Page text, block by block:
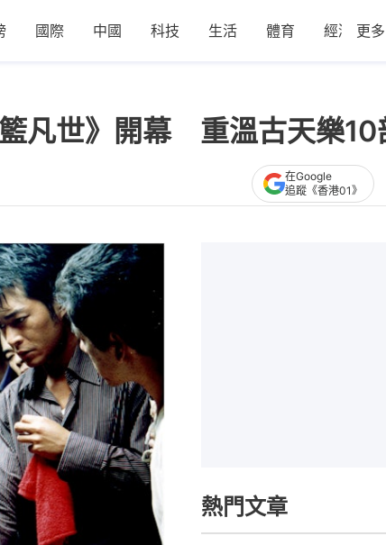
國際 中國 科技 生活 體育 經濟 更多
凡世》開幕 重溫古天樂10
在Google
追蹤《香港01》
熱門文章